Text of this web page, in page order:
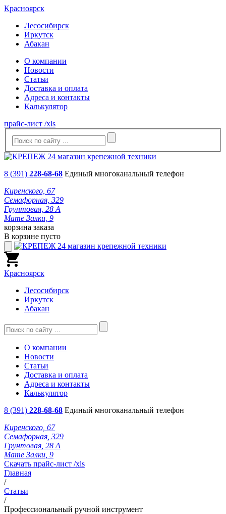
Красноярск
Лесосибирск
Иркутск
Абакан
О компании
Новости
Статьи
Доставка и оплата
Адреса и контакты
Калькулятор
прайс-лист /xls
8 (391) 228-68-68 Единый многоканальный телефон
Киренского, 67
Семафорная, 329
Грунтовая, 28 А
Мате Залки, 9
корзина заказа
В корзине пусто
Красноярск
Лесосибирск
Иркутск
Абакан
О компании
Новости
Статьи
Доставка и оплата
Адреса и контакты
Калькулятор
8 (391) 228-68-68 Единый многоканальный телефон
Киренского, 67
Семафорная, 329
Грунтовая, 28 А
Мате Залки, 9
Скачать прайс-лист /xls
Главная
/
Статьи
/
Профессиональный ручной инструмент